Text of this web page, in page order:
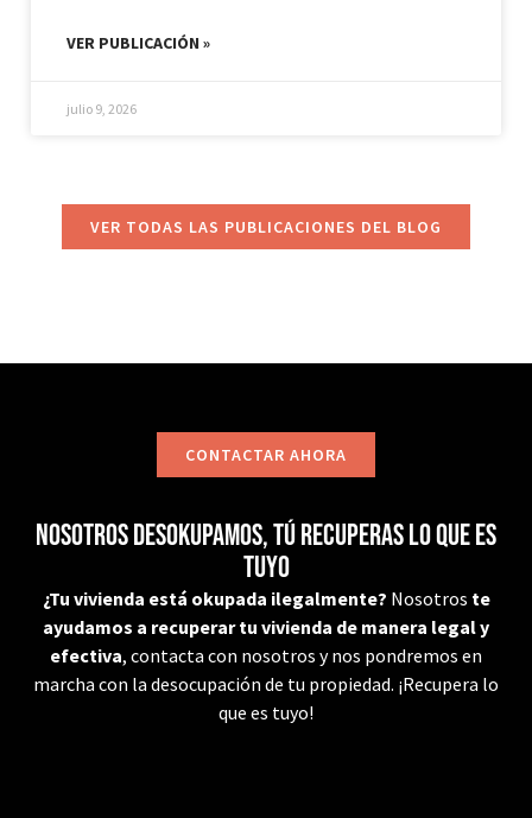
VER PUBLICACIÓN »
julio 9, 2026
VER TODAS LAS PUBLICACIONES DEL BLOG
CONTACTAR AHORA
Nosotros desokupamos, tú recuperas lo que es
tuyo
¿Tu vivienda está okupada ilegalmente? Nosotros te
ayudamos a recuperar tu vivienda de manera legal y
efectiva, contacta con nosotros y nos pondremos en
marcha con la desocupación de tu propiedad. ¡Recupera lo
que es tuyo!